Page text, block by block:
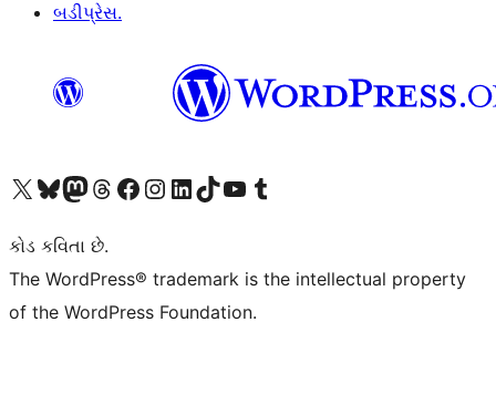
બડીપ્રેસ.
અમારા X (અગાઉ ટ્વિટર) એકાઉન્ટની મુલાકાત લોઅમારા Bluesky એકાઉન્ટની મુલાકાત લોઅમારા માસ્ટોડોન એકાઉન્ટની મુલાકાત લોઅમારા Threads એકાઉન્ટની મુલાકાત લો અમારા ફેસબુક પેજની મુલાકાત લોઅમારા ઇન્સ્ટાગ્રામ એકાઉન્ટની મુલાકાત લો અમારા LinkedIn એકાઉન્ટની મુલાકાત લોઅમારા TikTok એકાઉન્ટની મુલાકાત લોઅમારી YouTube ચેનલની મુલાકાત લો અમારા Tumblr એકાઉન્ટની મુલાકાત લો
કોડ કવિતા છે.
The WordPress® trademark is the intellectual property
of the WordPress Foundation.